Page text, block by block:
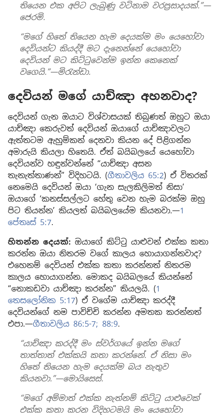
තියෙන එක අපිට ලැබුණු වටිනාම වරප්‍රසාදයක්.”—
ජෙරමි.
“මගේ හිතේ තියෙන හැම දෙයක්ම මං යෙහෝවා
දෙවියන්ට කියද්දී මට දැනෙන්නේ යෙහෝවා
දෙවියන් මට කිට්ටුවෙන්ම ඉන්න කෙනෙක්
වගෙයි.”—මිරැන්ඩා.
දෙවියන් මගේ යාච්ඤා අහනවාද?
දෙවියන් ගැන ඔයාට විශ්වාසයක් තිබුණත් ඔහුට ඔයා
යාච්ඤා කෙරුවත් දෙවියන් ඔයාගේ යාච්ඤාවලට
ඇත්තටම ඇහුම්කන් දෙනවා කියන දේ පිළිගන්න
අමාරුයි කියලා හිතෙයි. ඒත් බයිබලයේ යෙහෝවා
දෙවියන්ව හඳුන්වන්නේ “යාච්ඤා අසන
තැනැත්තාණන්” විදිහටයි. (ගීතාවලිය 65:2) ඒ විතරක්
නෙමෙයි දෙවියන් ඔයා ‘ගැන සැලකිලිමත් නිසා’
ඔයාගේ ‘කනස්සල්ලට හේතු වෙන හැම බරක්ම ඔහු
පිට තියන්න’ කියලත් බයිබලයේම කියනවා.—1
පේතෘස් 5:7.
හිතන්න දෙයක්: ඔයාගේ කිට්ටු යාළුවන් එක්ක කතා
කරන්න ඔයා නිතරම වගේ කාලය හොයාගන්නවාද?
එහෙනම් දෙවියන් එක්ක කතා කරන්නත් නිතරම
කාලය හොයාගන්න. මොකද බයිබලයේ කියන්නේ
“නොකඩවා යාච්ඤා කරන්න” කියලයි. (1
තෙසලෝනික 5:17) ඒ වගේම යාච්ඤා කරද්දී
දෙවියන්ගේ නම පාවිච්චි කරන්න අමතක කරන්නත්
එපා.—ගීතාවලිය 86:5-7; 88:9.
“යාච්ඤා කරද්දී මං ස්වර්ගයේ ඉන්න මගේ
තාත්තාත් එක්කයි කතා කරන්නේ. ඒ නිසා මං
හිතේ තියෙන හැම දෙයක්ම බය නැතුව
කියනවා.”—මොයිසෙස්.
“මගේ අම්මාත් එක්ක නැත්නම් කිට්ටු යාළුවෙක්
එක්ක කතා කරන විදිහටමයි මං යෙහෝවා